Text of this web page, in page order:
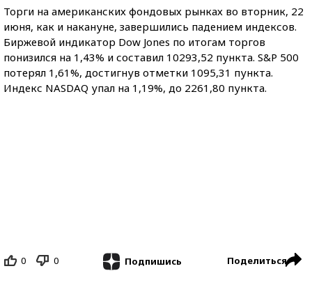
Торги на американских фондовых рынках во вторник, 22
июня, как и накануне, завершились падением индексов.
Биржевой индикатор Dow Jones по итогам торгов
понизился на 1,43% и составил 10293,52 пункта. S&P 500
потерял 1,61%, достигнув отметки 1095,31 пункта.
Индекс NASDAQ упал на 1,19%, до 2261,80 пункта.
0 0 Подпишись Поделиться